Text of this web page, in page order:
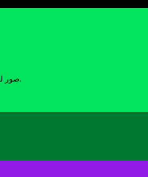
صور لمواقف مختلفة تتعلق بالكهرباء. قرر إذا كانت كل واحدة منها آمنة أم غير آمنة.